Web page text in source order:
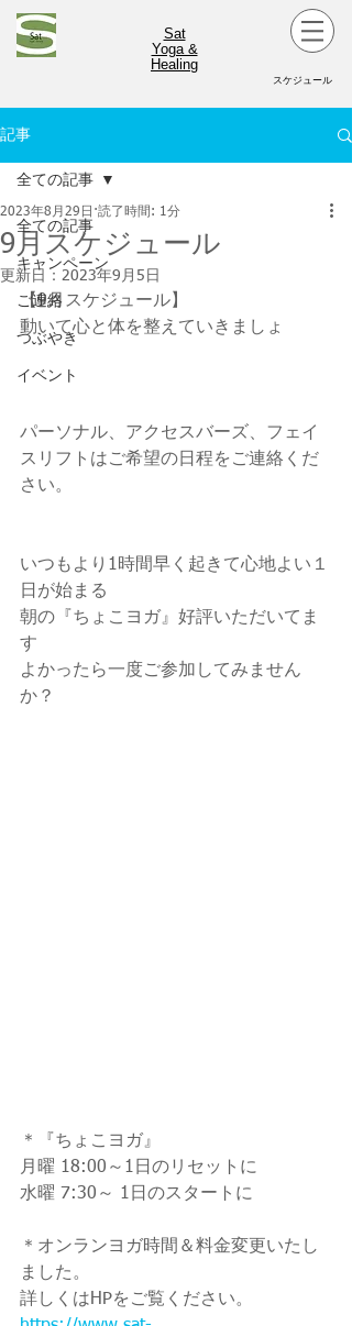
Sat
Yoga &
Healing
スケジュール
記事
全ての記事
キャンペーン
ご連絡
つぶやき
イベント
全ての記事
9月スケジュール
2023年8月29日 読了時間: 1分
更新日： 2023年9月5日
【9月スケジュール】
動いて心と体を整えていきましょ
パーソナル、アクセスバーズ、フェイ
スリフトはご希望の日程をご連絡くだ
さい。
いつもより1時間早く起きて心地よい１
日が始まる
朝の『ちょこヨガ』好評いただいてま
す
よかったら一度ご参加してみません
か？
＊『ちょこヨガ』
月曜 18:00～1日のリセットに
水曜 7:30～ 1日のスタートに
＊オンランヨガ時間＆料金変更いたし
ました。
詳しくはHPをご覧ください。